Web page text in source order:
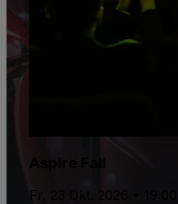
Aspire Fall
Fr, 23 Okt. 2026 • 19:00